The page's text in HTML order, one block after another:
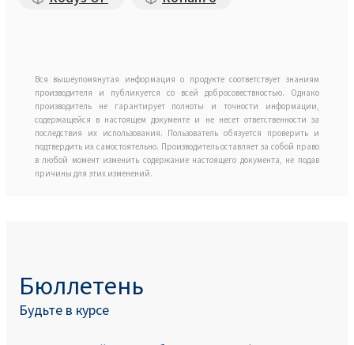
Вся вышеупомянутая информация о продукте соответствует знаниям
производителя и публикуется со всей добросовествностью. Однако
производитель не гарантирует полноты и точности информации,
содержащейся в настоящем документе и не несет ответственности за
последствия их использования. Пользователь обязуется проверить и
подтвердить их самостоятельно. Производитель оставляет за собой право
в любой момент изменить содержание настоящего документа, не подав
причины для этих изменений.
Бюллетень
Будьте в курсе